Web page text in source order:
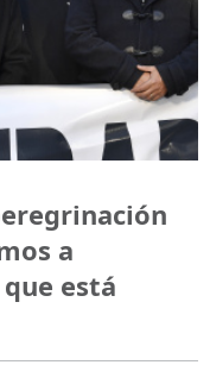
a
está